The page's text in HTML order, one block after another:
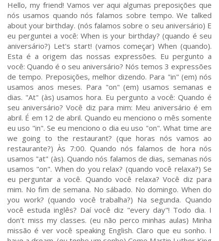
Hello, my friend! Vamos ver aqui algumas preposições que
nós usamos quando nós falamos sobre tempo. We talked
about your birthday. (nós falamos sobre o seu aniversário) E
eu perguntei a você: When is your birthday? (quando é seu
aniversário?) Let's start! (vamos começar) When (quando).
Esta é a origem das nossas expressões. Eu pergunto a
você: Quando é o seu aniversário? Nós temos 3 expressões
de tempo. Preposições, melhor dizendo. Para "in" (em) nós
usamos anos meses. Para "on" (em) usamos semanas e
dias. "At" (às) usamos hora. Eu pergunto a você: Quando é
seu aniversário? Você diz para mim: Meu aniversário é em
abril. É em 12 de abril. Quando eu menciono o mês somente
eu uso "in". Se eu menciono o dia eu uso "on". What time are
we going to the restaurant? (que horas nós vamos ao
restaurante?) Às 7:00. Quando nós falamos de hora nós
usamos "at" (às). Quando nós falamos de dias, semanas nós
usamos "on". When do you relax? (quando você relaxa?) Se
eu perguntar a você. Quando você relaxa? Você diz para
mim. No fim de semana. No sábado. No domingo. When do
you work? (quando você trabalha?) Na segunda. Quando
você estuda inglês? Daí você diz "every day"! Todo dia. I
don't miss my classes. (eu não perco minhas aulas) Minha
missão é ver você speaking English. Claro que eu sonho. I